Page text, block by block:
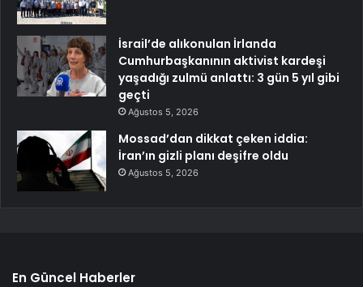
İsrail’de alıkonulan İrlanda
Cumhurbaşkanının aktivist kardeşi
yaşadığı zulmü anlattı: 3 gün 5 yıl gibi
geçti
Ağustos 5, 2026
Mossad’dan dikkat çeken iddia:
İran’ın gizli planı deşifre oldu
Ağustos 5, 2026
En Güncel Haberler